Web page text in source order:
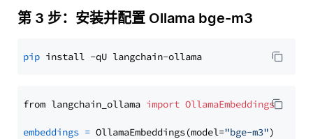
第 3 步：安装并配置 Ollama bge-m3
pip
from langchain_ollama import OllamaEmbeddings
embeddings = OllamaEmbeddings(model="bge-m3"